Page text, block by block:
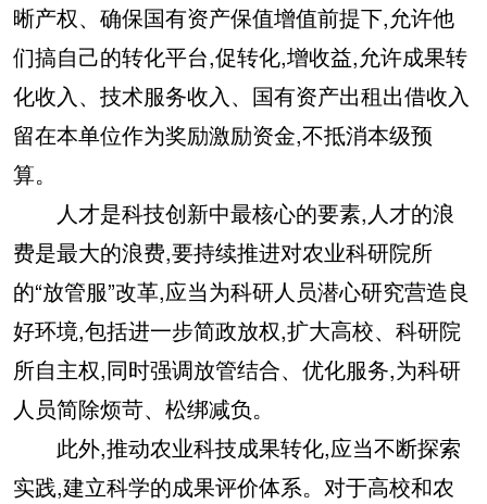
晰产权、确保国有资产保值增值前提下,允许他
们搞自己的转化平台,促转化,增收益,允许成果转
化收入、技术服务收入、国有资产出租出借收入
留在本单位作为奖励激励资金,不抵消本级预
算。
人才是科技创新中最核心的要素,人才的浪
费是最大的浪费,要持续推进对农业科研院所
的“放管服”改革,应当为科研人员潜心研究营造良
好环境,包括进一步简政放权,扩大高校、科研院
所自主权,同时强调放管结合、优化服务,为科研
人员简除烦苛、松绑减负。
此外,推动农业科技成果转化,应当不断探索
实践,建立科学的成果评价体系。对于高校和农